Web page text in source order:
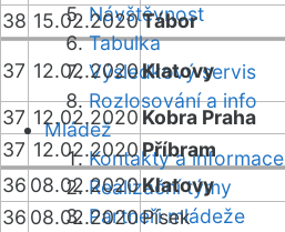
Návštěvnost
Tabulka
Výsledkový servis
Rozlosování a info
Mládež
Kontakty a informace
Realizační týmy
Partneři mládeže
38 15.02.2020Tábor
37 12.02.2020Klatovy
37 12.02.2020 Kobra Praha
37 12.02.2020Příbram
36 08.02.2020Klatovy
36 08.02.2020Písek